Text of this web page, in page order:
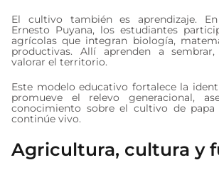
El cultivo también es aprendizaje.
Ernesto Puyana, los estudiantes
agrícolas que integran biología,
productivas. Allí aprenden a
valorar el territorio.
Este modelo educativo fortalece la
promueve el relevo generacional,
conocimiento sobre el cultivo de papa
continúe vivo.
Agricultura, cultura y